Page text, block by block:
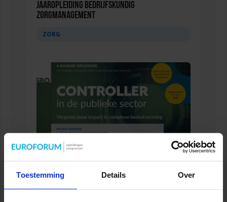
Toestemming Details Over
Jaaropleiding Bedrijfskundig
Zorgmanagement
ZORG
Controller in de publieke sector